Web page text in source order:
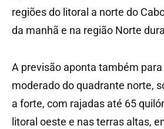
regiões do litoral a norte do
da manhã e na região Norte
A previsão aponta também
moderado do quadrante norte,
a forte, com rajadas até 65
litoral oeste e nas terras altas,